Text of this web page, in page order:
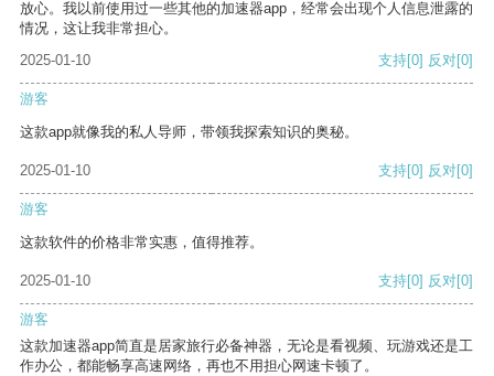
放心。我以前使用过一些其他的加速器app，经常会出现个人信息泄露的
情况，这让我非常担心。
2025-01-10
支持[0] 反对[0]
游客
这款app就像我的私人导师，带领我探索知识的奥秘。
2025-01-10 支持[0] 反对[0]
游客
这款软件的价格非常实惠，值得推荐。
2025-01-10 支持[0] 反对[0]
游客
这款加速器app简直是居家旅行必备神器，无论是看视频、玩游戏还是工
作办公，都能畅享高速网络，再也不用担心网速卡顿了。